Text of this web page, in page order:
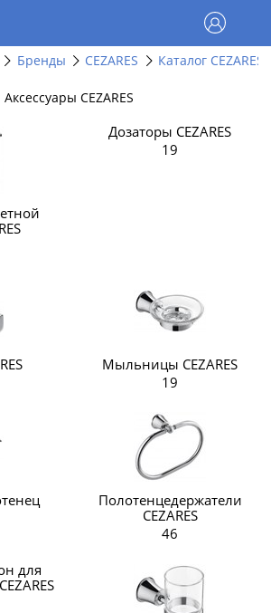
Бренды CEZARES Каталог
Аксессуары CEZARES
Дозаторы CEZARES
19
Мыльницы CEZARES
19
Полотенцедержатели
CEZARES
46
для